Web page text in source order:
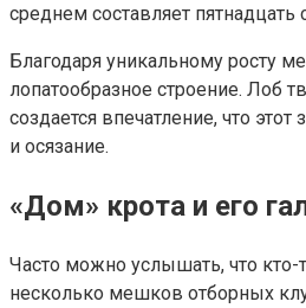
среднем составляет
Благодаря уникальному росту
лопатообразное строение. Лоб
создается впечатление, что
и осязание.
«Дом» крота и его
Часто можно услышать, что кто-
несколько мешков отборных